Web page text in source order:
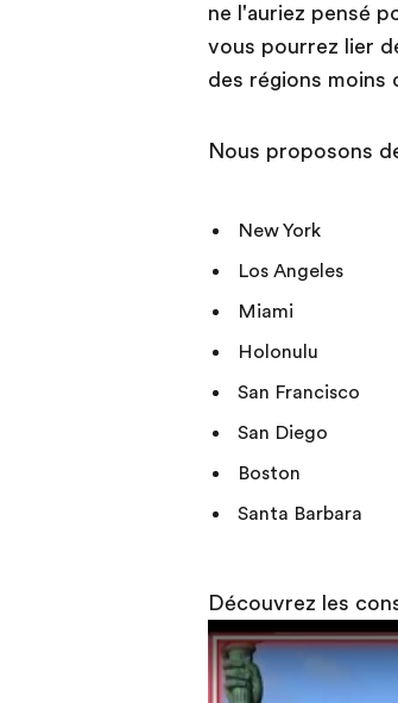
ne l'auriez pensé
vous pourrez lier
des régions moins
Nous proposons
New York
Los Angeles
Miami
Holonulu
San Francisco
San Diego
Boston
Santa Barbara
Découvrez les
Play